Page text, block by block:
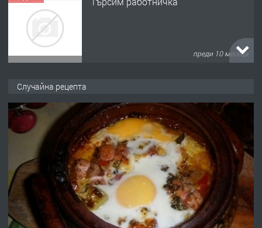
преди 10 месеца
преди 1 година
Работа за общи работници
преди 1 година
Случайна рецепта